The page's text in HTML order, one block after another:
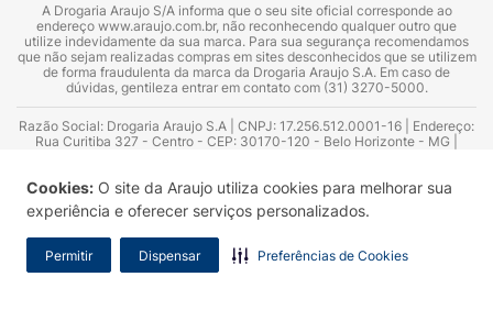
Cookies: O site da Araujo utiliza cookies para melhorar sua
experiência e oferecer serviços personalizados.
Permitir Dispensar Preferências de Cookies
A Drogaria Araujo S/A informa que o seu site oficial corresponde ao
endereço www.araujo.com.br, não reconhecendo qualquer outro que
utilize indevidamente da sua marca. Para sua segurança recomendamos
que não sejam realizadas compras em sites desconhecidos que se utilizem
de forma fraudulenta da marca da Drogaria Araujo S.A. Em caso de
dúvidas, gentileza entrar em contato com (31) 3270-5000.
Razão Social: Drogaria Araujo S.A | CNPJ: 17.256.512.0001-16 | Endereço:
Rua Curitiba 327 - Centro - CEP: 30170-120 - Belo Horizonte - MG |
Azevedo Guimarães – CRF 10.965 | Yasmin Silva Alvarenga – CRF 52.584 -
Consultor substituto: Thiago Aguiar Pinheiro - CRF Nº 13.748. Alvará
Sanitário: 2025020713 | Autorização de Funcionamento da Empresa (AFE):